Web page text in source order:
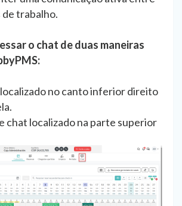
trabalho.
o chat de duas maneiras
no canto inferior direito
chat localizado na parte superior